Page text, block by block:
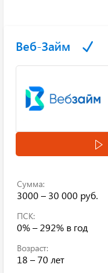
Веб-Займ
Сумма:
3000 – 30 000 руб.
ПСК:
0% – 292% в год
Возраст:
18 – 70 лет